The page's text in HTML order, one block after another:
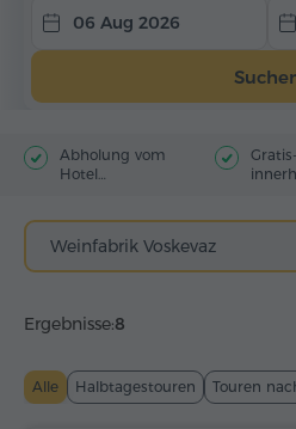
06 Aug 2026
Abholung vom
Hotel
Weinfabrik Voskevaz
Ergebnisse:8
Alle Halbtagestouren Touren